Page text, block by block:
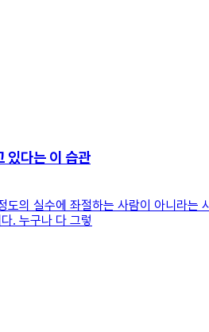
있다는 이 습관
의 실수에 좌절하는 사람이 아니라
. 누구나 다 그렇